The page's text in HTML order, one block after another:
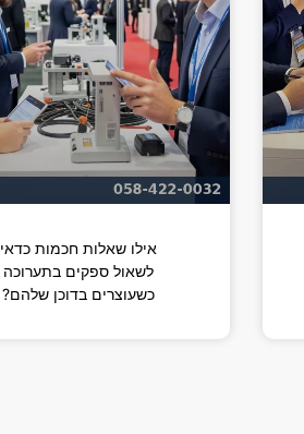
אילו שאלות חכמות כדאי
לשאול ספקים בתערוכה
כשעוצרים בדוכן שלהם?